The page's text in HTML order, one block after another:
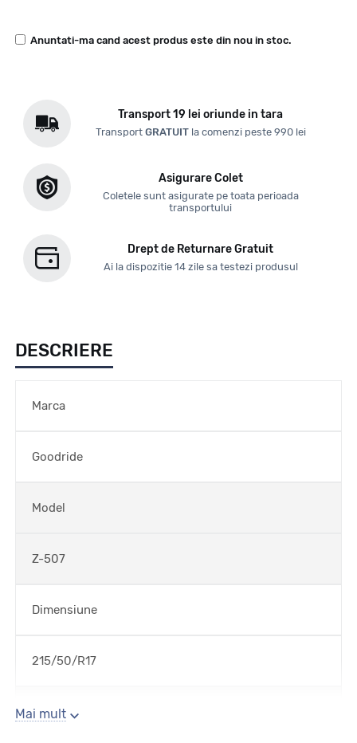
Anuntati-ma cand acest produs este din nou in stoc.
Transport 19 lei oriunde in tara
Transport GRATUITla comenzi peste 990 lei
Asigurare Colet
Coletele sunt asigurate pe toata perioada
transportului
Drept de Returnare Gratuit
Ai la dispozitie 14 zile sa testezi produsul
DESCRIERE
Marca
Goodride
Model
Z-507
Dimensiune
215/50/R17
Sezon
Mai mult